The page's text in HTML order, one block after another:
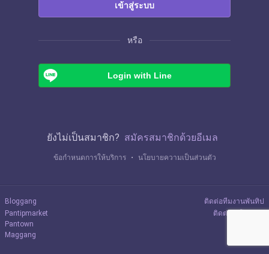
เข้าสู่ระบบ
หรือ
Login with Line
ยังไม่เป็นสมาชิก? สมัครสมาชิกด้วยอีเมล
ข้อกำหนดการให้บริการ ・ นโยบายความเป็นส่วนตัว
Bloggang
Pantipmarket
Pantown
Maggang
ติดต่อทีมงานพันทิป
ติดต่อลงโฆษณา